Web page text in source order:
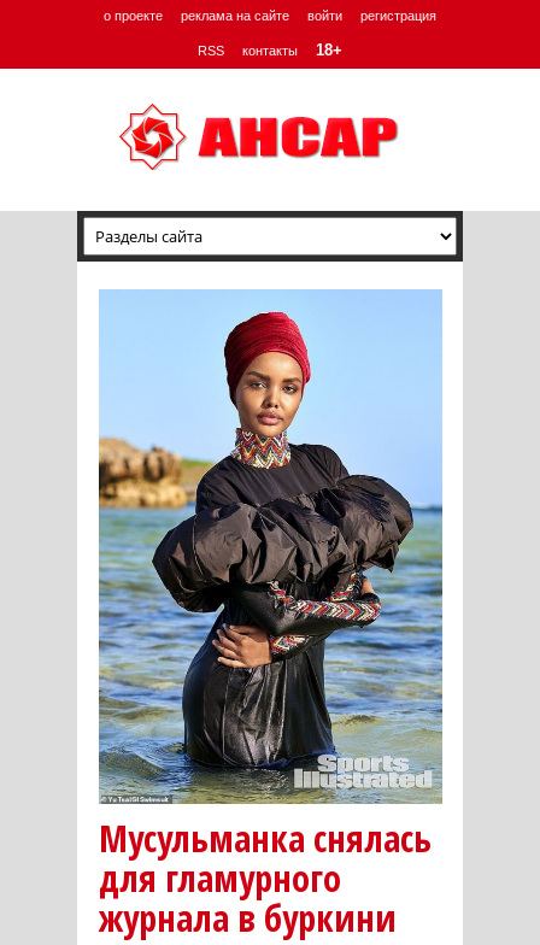
о проекте реклама на сайте войти регистрация
RSS контакты 18+
Мусульманка снялась
для гламурного
журнала в буркини